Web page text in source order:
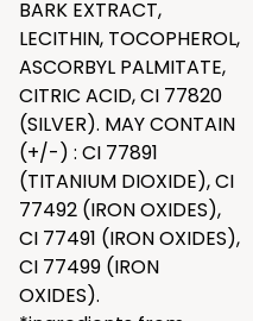
BARK EXTRACT,
LECITHIN, TOCOPHEROL,
ASCORBYL PALMITATE,
CITRIC ACID, CI 77820
(SILVER). MAY CONTAIN
(+/-) : CI 77891
(TITANIUM DIOXIDE), CI
77492 (IRON OXIDES),
CI 77491 (IRON OXIDES),
CI 77499 (IRON
OXIDES).